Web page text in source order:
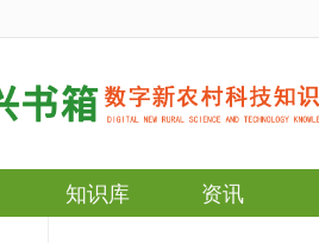
知识库 资讯